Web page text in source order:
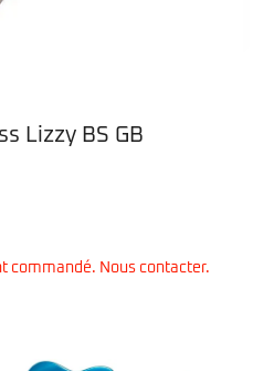
Lizzy BS GB
commandé. Nous contacter.